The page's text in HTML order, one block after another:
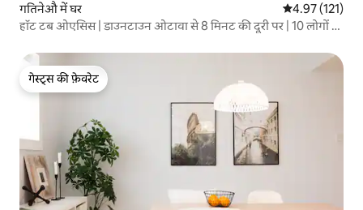
गतिनेऔ में घर औसत रेटिंग 5 में से
4.97 (121)
हॉट टब ओएसिस | डाउनटाउन ओटावा से 8 मिनट की दूरी पर | 10 लोगों के
गेस्ट्स की फ़ेवरेट
गेस्ट्स की फ़ेवरेट